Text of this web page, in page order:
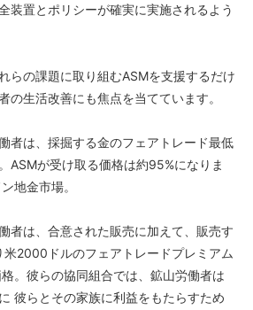
装置とポリシーが確実に実施されるよう
らの課題に取り組むASMを支援するだけ
の生活改善にも焦点を当てています。
者は、採掘する金のフェアトレード最低
ASMが受け取る価格は約95%になりま
地金市場。
者は、合意された販売に加えて、販売す
米2000ドルのフェアトレードプレミアム
。彼らの協同組合では、鉱山労働者は
彼らとその家族に利益をもたらすため